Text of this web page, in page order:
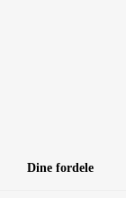
Dine fordele